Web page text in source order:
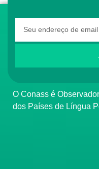
O Conass é Observador Consultivo da Comunidade
dos Países de Língua